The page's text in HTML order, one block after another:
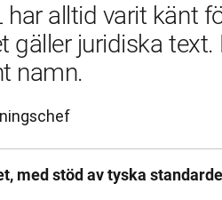
har alltid varit känt
gäller juridiska
namn.
med stöd av tyska